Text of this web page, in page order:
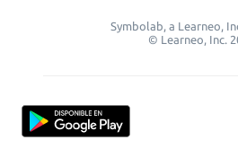
Symbolab, a Learneo,
© Learneo, Inc.